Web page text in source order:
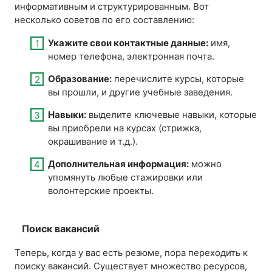
информативным и структурированным. Вот
несколько советов по его составлению:
Укажите свои контактные данные: имя,
номер телефона, электронная почта.
Образование: перечислите курсы, которые
вы прошли, и другие учебные заведения.
Навыки: выделите ключевые навыки, которые
вы приобрели на курсах (стрижка,
окрашивание и т.д.).
Дополнительная информация: можно
упомянуть любые стажировки или
волонтерские проекты.
Поиск вакансий
Теперь, когда у вас есть резюме, пора переходить к
поиску вакансий. Существует множество ресурсов,